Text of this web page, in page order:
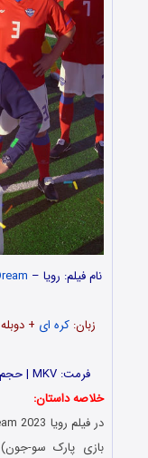
نام فیلم: رویا –
زبان:کره ای +
فرمت: MKV | حجم: متفاوت | محصول کره جنوبی | امتیاز: 6.6
خلاصه داستان:
در فیلم رویا
بازی پارک سو-